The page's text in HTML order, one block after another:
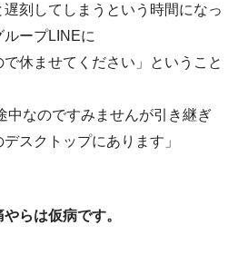
刻してしまうという時間になっ
ープLINEに
で休ませてください」ということ
なのですみませんが引き継ぎ
スクトップにあります」
らは仮病です。